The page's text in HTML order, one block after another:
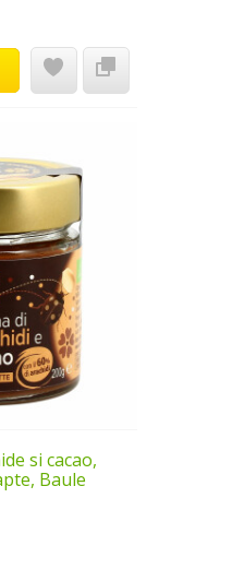
si cacao,
Baule